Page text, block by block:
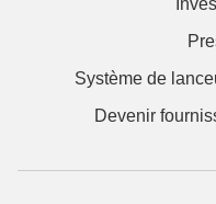
Système de
Devenir